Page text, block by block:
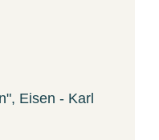
Eisen - Karl